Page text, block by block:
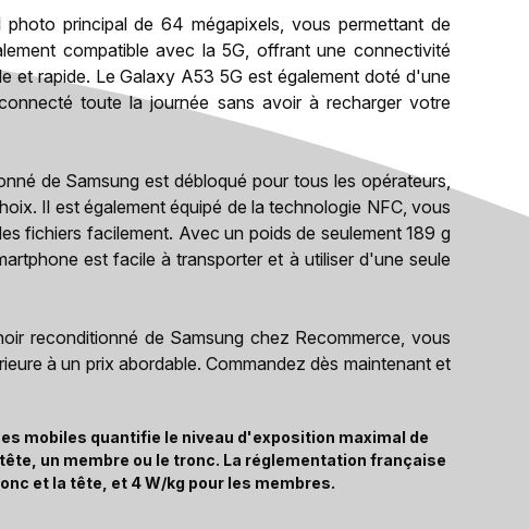
principal de 64 mégapixels, vous permettant de
compatible avec la 5G, offrant une connectivité
et rapide. Le Galaxy A53 5G est également doté d'une
toute la journée sans avoir à recharger votre
de Samsung est débloqué pour tous les opérateurs,
Il est également équipé de la technologie NFC, vous
fichiers facilement. Avec un poids de seulement 189 g
est facile à transporter et à utiliser d'une seule
reconditionné de Samsung chez Recommerce, vous
à un prix abordable. Commandez dès maintenant et
mobiles quantifie le niveau d'exposition maximal de
un membre ou le tronc. La réglementation française
et la tête, et 4 W/kg pour les membres.